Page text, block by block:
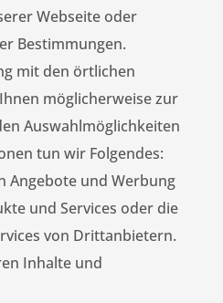
Webseite oder
Bestimmungen.
mit den örtlichen
möglicherweise zur
Auswahlmöglichkeiten
tun wir Folgendes:
Angebote und Werbung
und Services oder die
von Drittanbietern.
Inhalte und